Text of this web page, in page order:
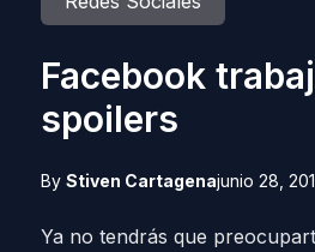
Facebook
spoilers
By Stiven Cartagenajunio 28,
Ya no tendrás que